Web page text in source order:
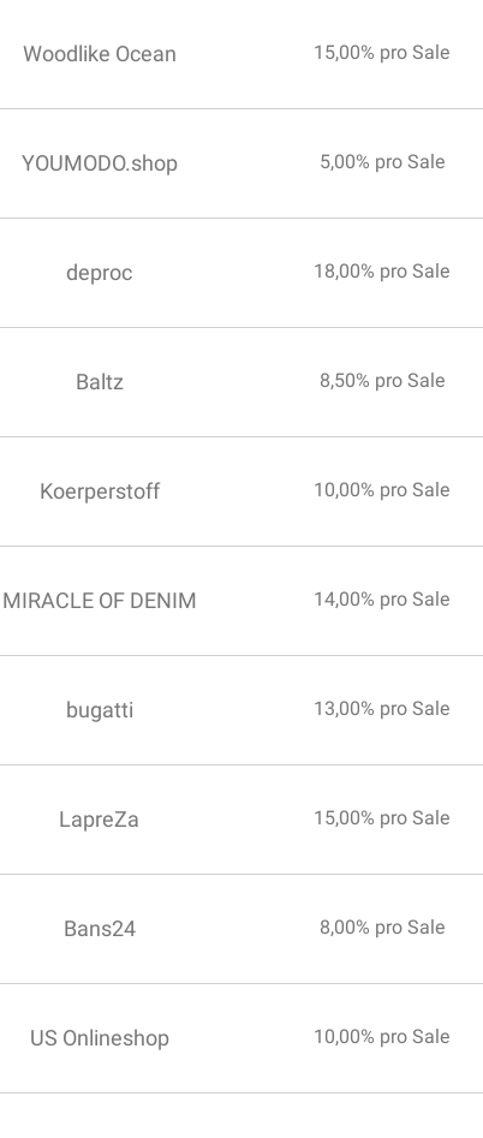
Woodlike Ocean 15,00% pro Sale
YOUMODO.shop 5,00% pro Sale
deproc 18,00% pro Sale
Baltz 8,50% pro Sale
Koerperstoff 10,00% pro Sale
MIRACLE OF DENIM 14,00% pro Sale
bugatti 13,00% pro Sale
LapreZa 15,00% pro Sale
Bans24 8,00% pro Sale
US Onlineshop 10,00% pro Sale